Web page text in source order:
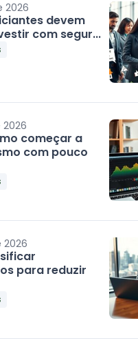
2026
devem
com segur...
começar a
com pouco
2026
para reduzir